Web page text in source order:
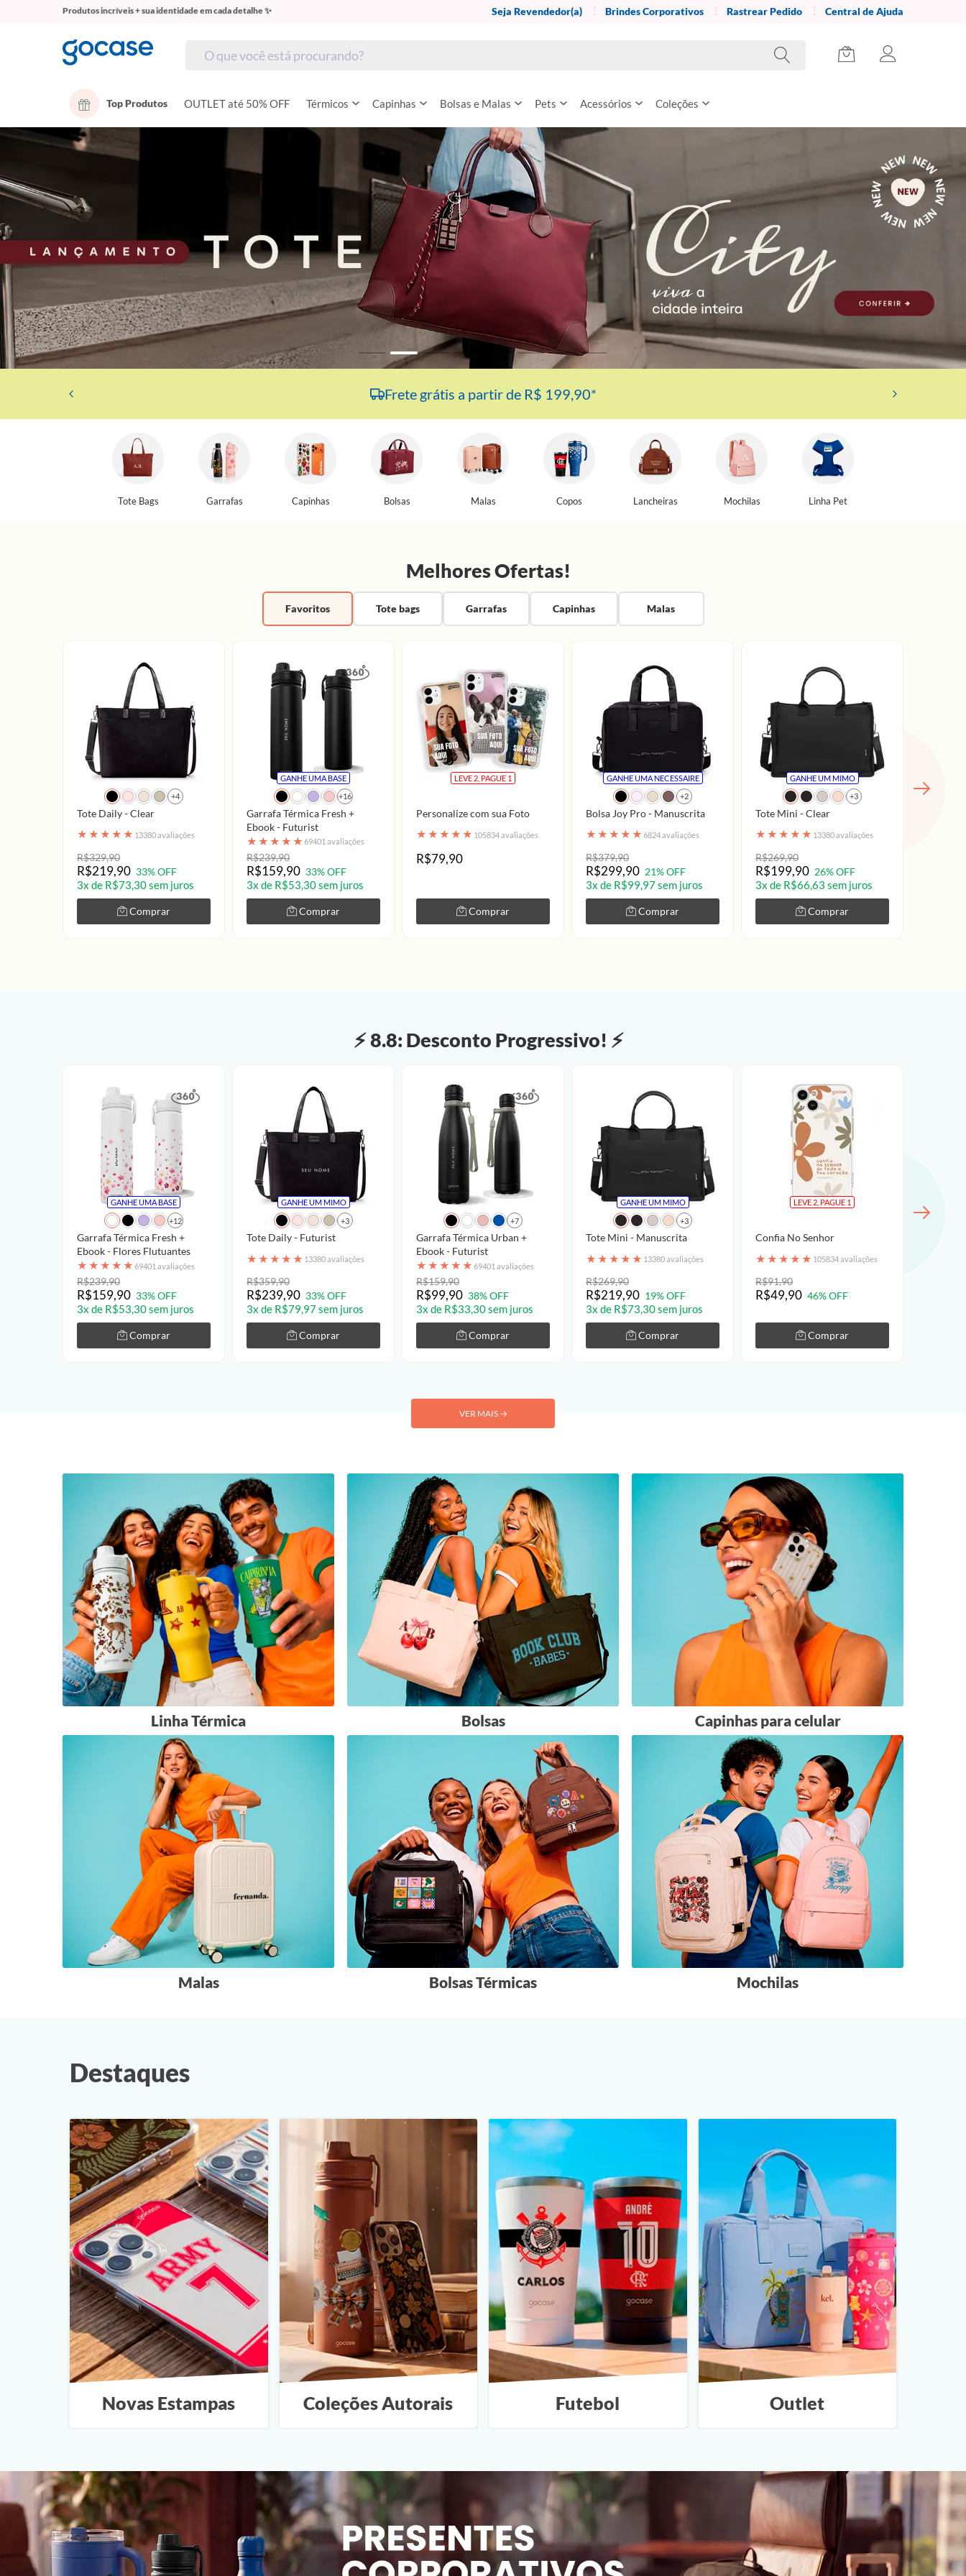
Produtos incríveis + sua identidade em cada detalhe ✨ Seja Revendedor(a) Brindes Corporativos Rastrear Pedido Central de Ajuda
Top Produtos OUTLET até 50% OFF Térmicos Capinhas Bolsas e Malas Pets Acessórios Coleções
Frete grátis a partir de R$ 199,90*
Tote Bags Garrafas Capinhas Bolsas Malas Copos Lancheiras Mochilas Linha Pet
Melhores Ofertas!
Favoritos Tote bags Garrafas Capinhas Malas
+4
Tote Daily - Clear
★ ★ ★ ★ ★ 13380 avaliações
R$329,90
R$219,90 33% OFF
3x de R$73,30 sem juros
Comprar
GANHE UMA BASE
+16
Garrafa Térmica Fresh +
Ebook - Futurist
★ ★ ★ ★ ★ 69401 avaliações
R$239,90
R$159,90 33% OFF
3x de R$53,30 sem juros
Comprar
LEVE 2, PAGUE 1
Personalize com sua Foto
★ ★ ★ ★ ★ 105834 avaliações
R$79,90
Comprar
GANHE UMA NECESSAIRE
+2
Bolsa Joy Pro - Manuscrita
★ ★ ★ ★ ★ 6824 avaliações
R$379,90
R$299,90 21% OFF
3x de R$99,97 sem juros
Comprar
GANHE UM MIMO
+3
Tote Mini - Clear
★ ★ ★ ★ ★ 13380 avaliações
R$269,90
R$199,90 26% OFF
3x de R$66,63 sem juros
Comprar
⚡ 8.8: Desconto Progressivo! ⚡
GANHE UMA BASE
+12
Garrafa Térmica Fresh +
Ebook - Flores Flutuantes
★ ★ ★ ★ ★ 69401 avaliações
R$239,90
R$159,90 33% OFF
3x de R$53,30 sem juros
Comprar
GANHE UM MIMO
+3
Tote Daily - Futurist
★ ★ ★ ★ ★ 13380 avaliações
R$359,90
R$239,90 33% OFF
3x de R$79,97 sem juros
Comprar
+7
Garrafa Térmica Urban +
Ebook - Futurist
★ ★ ★ ★ ★ 69401 avaliações
R$159,90
R$99,90 38% OFF
3x de R$33,30 sem juros
Comprar
GANHE UM MIMO
+3
Tote Mini - Manuscrita
★ ★ ★ ★ ★ 13380 avaliações
R$269,90
R$219,90 19% OFF
3x de R$73,30 sem juros
Comprar
LEVE 2, PAGUE 1
Confia No Senhor
★ ★ ★ ★ ★ 105834 avaliações
R$91,90
R$49,90 46% OFF
Comprar
VER MAIS →
Linha Térmica Bolsas Capinhas para celular
Malas Bolsas Térmicas Mochilas
Destaques
Novas Estampas Coleções Autorais Futebol Outlet
🎁 VOCÊ GANHOU ATÉ 50% OFF NO SITE
+ CUPOM INÉDITO EXTRA
Coloque o email para liberar a oferta
GANHAR PRESENTES
Não gosto de presentes
Ao se cadastrar você estará concordando com a
nossaPolítica de Privacidade.